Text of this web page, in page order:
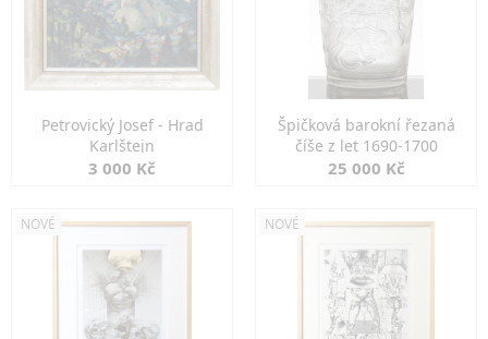
Petrovický Josef - Hrad
Karlštejn
3 000 Kč
Špičková barokní řezaná
číše z let 1690-1700
25 000 Kč
NOVÉ NOVÉ